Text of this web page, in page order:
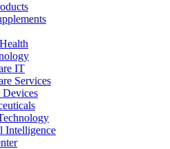
IT
Services
Intelligence